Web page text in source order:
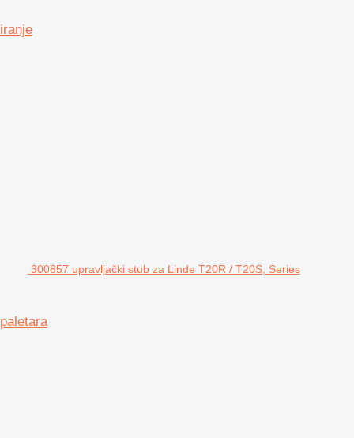
300857 upravljački stub za Linde T20R / T20S, Series